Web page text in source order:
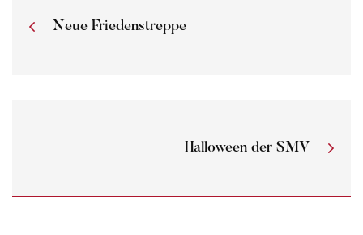
Neue Friedenstreppe
Halloween der SMV